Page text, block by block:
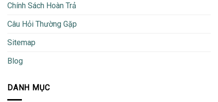
Chính Sách Hoàn Trả
Câu Hỏi Thường Gặp
Sitemap
Blog
DANH MỤC